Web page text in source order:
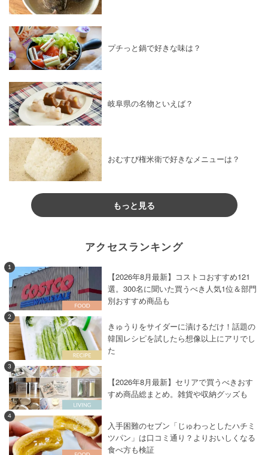
プチっと鍋で好きな味は？
岐阜県の名物といえば？
おむすび権米衛で好きなメニューは？
もっと見る
アクセスランキング
1
【2026年8月最新】コストコおすすめ121
選。300名に聞いた買うべき人気1位＆部門
別おすすめ商品も
2
きゅうりをサイダーに漬けるだけ！話題の
韓国レシピを試したら想像以上にアリでし
た
3
【2026年8月最新】セリアで買うべきおす
すめ商品総まとめ。雑貨や収納グッズも
4
入手困難のセブン「じゅわっとしたハチミ
ツパン」は口コミ通り？よりおいしくなる
食べ方も検証